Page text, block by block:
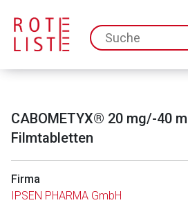
CABOMETYX® 20 mg/-40
Filmtabletten
Firma
IPSEN PHARMA GmbH